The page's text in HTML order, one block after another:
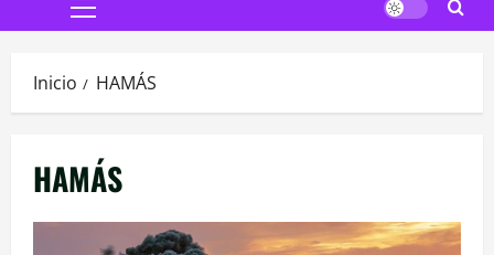
Menú
Inicio HAMÁS
HAMÁS